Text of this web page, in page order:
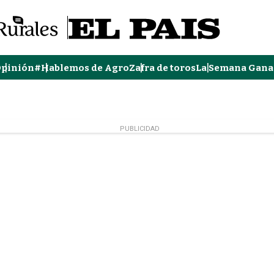
#Hablemos de AgroZafra de torosLa Semana
PUBLICIDAD